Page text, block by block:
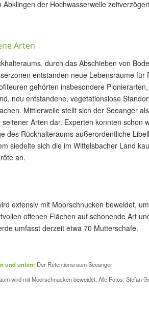
Abklingen der Hochwasserwelle
Arten
durch das Abschieben von
entstanden neue Lebensräume für
gehörten insbesondere
neu entstandene, vegetationslose
Mittlerweile stellt sich der Seeanger als
Arten dar. Experten konnten schon
des Rückhalteraums außerordentliche
siedelte sich die im Wittelsbacher Land
an.
extensiv mit Moorschnucken beweidet,
offenen Flächen auf schonende Art
umfasst derzeit etwa 70 Mutterschafe.
und unten: Der Retentionsraum Seeanger
wird mit Moorschnucken beweidet. Alle Fotos: Stefan